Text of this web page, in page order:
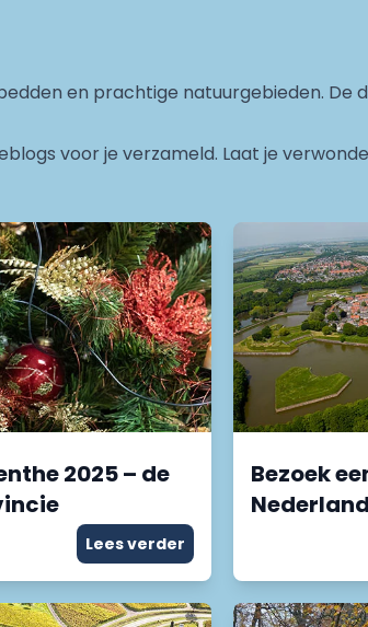
en prachtige natuurgebieden. De
voor je verzameld. Laat je
2025 – de
Lees verder
Bezoek
Nederland